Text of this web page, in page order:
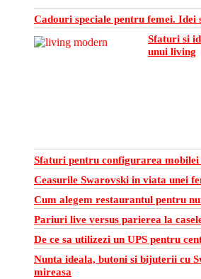
Cadouri speciale pentru femei. Idei
Sfaturi si
unui living
Sfaturi pentru configurarea mobilei
Ceasurile Swarovski in viata unei
Cum alegem restaurantul pentru
Pariuri live versus parierea la
De ce sa utilizezi un UPS pentru
Nunta ideala, butoni si bijuterii cu
mireasa